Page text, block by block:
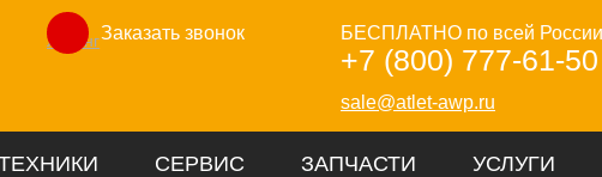
ЛизингЗаказать звонок БЕСПЛАТНО по всей России
+7 (800) 777-61-50
sale@atlet-awp.ru
СЕРВИС ЗАПЧАСТИ УСЛУГИ